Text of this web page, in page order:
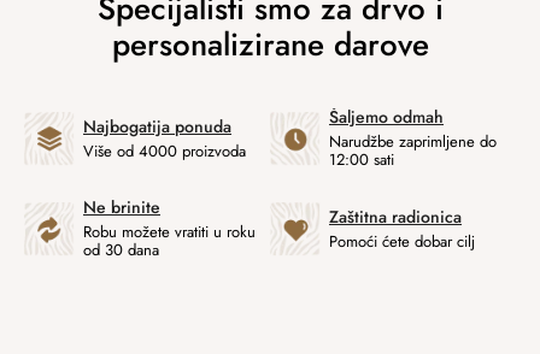
Najbogatija ponuda
Više od 4000 proizvoda
Šaljemo odmah
Narudžbe zaprimljene do
12:00 sati
Ne brinite
Robu možete vratiti u roku
od 30 dana
Zaštitna radionica
Pomoći ćete dobar cilj